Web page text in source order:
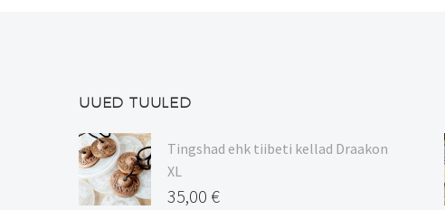
UUED TUULED
Tingshad ehk tiibeti kellad Draakon
XL
35,00 €